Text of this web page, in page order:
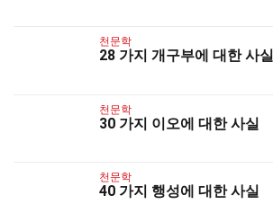
천문학
28 가지 개구부에 대한 사실
천문학
30 가지 이오에 대한 사실
천문학
40 가지 행성에 대한 사실